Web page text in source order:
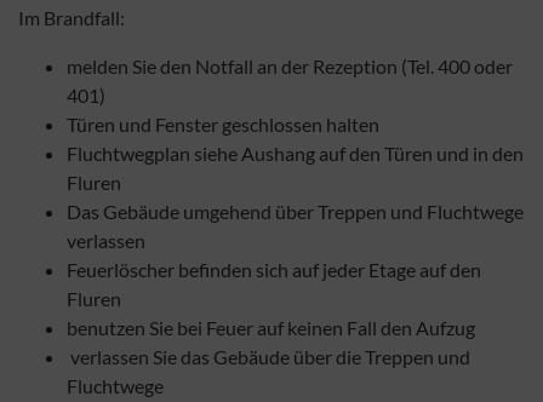
Im Brandfall:
melden Sie den Notfall an der Rezeption (Tel. 400 oder
401)
Türen und Fenster geschlossen halten
Fluchtwegplan siehe Aushang auf den Türen und in den
Fluren
Das Gebäude umgehend über Treppen und Fluchtwege
verlassen
Feuerlöscher befinden sich auf jeder Etage auf den
Fluren
benutzen Sie bei Feuer auf keinen Fall den Aufzug
verlassen Sie das Gebäude über die Treppen und
Fluchtwege